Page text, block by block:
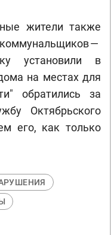
жители также
—
установили в
на местах для
обратились за
Октябрьского
его, как только